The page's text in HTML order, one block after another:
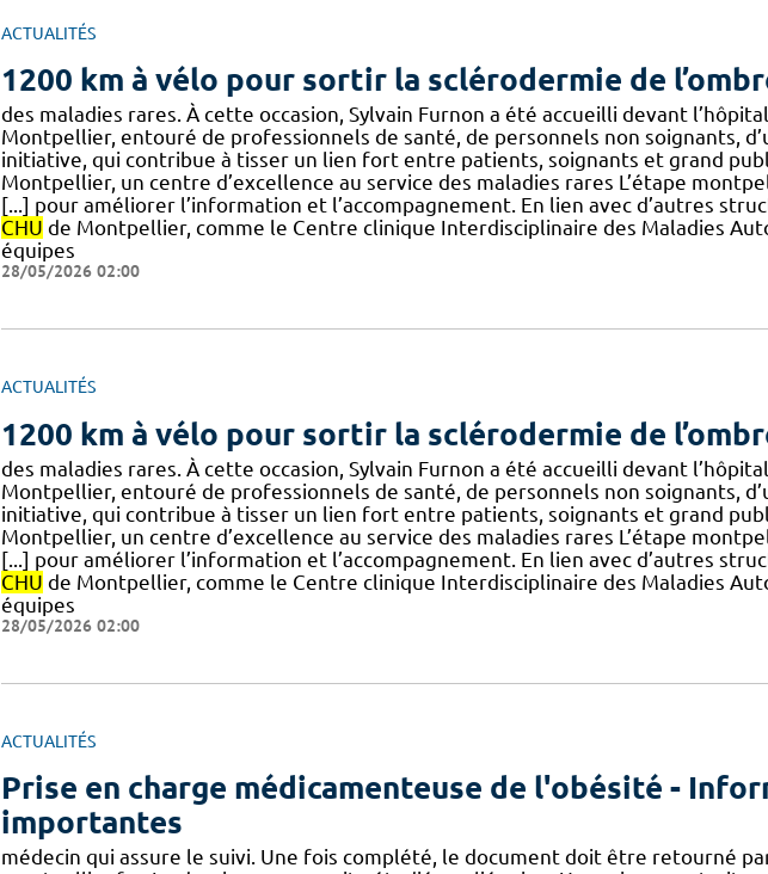
ACTUALITÉS
1200 km à vélo pour sortir la sclérodermie de
des maladies rares. À cette occasion, Sylvain Furnon a été accueilli devant
Montpellier, entouré de professionnels de santé, de personnels non soignants,
initiative, qui contribue à tisser un lien fort entre patients, soignants et grand
Montpellier, un centre d’excellence au service des maladies rares L’étape
[...] pour améliorer l’information et l’accompagnement. En lien avec d’autres
CHU de Montpellier, comme le Centre clinique Interdisciplinaire des Maladies
équipes
28/05/2026 02:00
ACTUALITÉS
1200 km à vélo pour sortir la sclérodermie de
des maladies rares. À cette occasion, Sylvain Furnon a été accueilli devant
Montpellier, entouré de professionnels de santé, de personnels non soignants,
initiative, qui contribue à tisser un lien fort entre patients, soignants et grand
Montpellier, un centre d’excellence au service des maladies rares L’étape
[...] pour améliorer l’information et l’accompagnement. En lien avec d’autres
CHU de Montpellier, comme le Centre clinique Interdisciplinaire des Maladies
équipes
28/05/2026 02:00
ACTUALITÉS
Prise en charge médicamenteuse de l'obésité -
importantes
médecin qui assure le suivi. Une fois complété, le document doit être retourné